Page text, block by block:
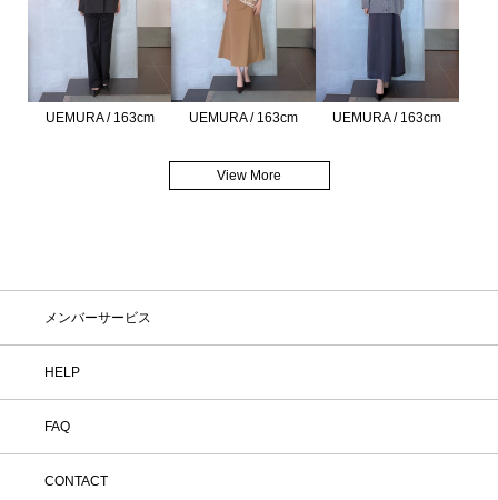
UEMURA / 163cm UEMURA / 163cm UEMURA / 163cm
View More
メンバーサービス
HELP
FAQ
CONTACT